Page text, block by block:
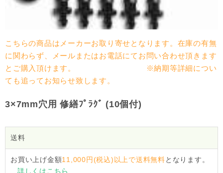
こちらの商品はメーカーお取り寄せとなります。在庫の有無
に関わらず、メールまたはお電話にてお問い合わせ頂きます
とご購入頂けます。 ※納期等詳細につい
ても追ってお知らせ致します。
3×7mm穴用 修繕ﾌﾟﾗｸﾞ (10個付)
送料
お買い上げ金額11,000円(税込)以上で送料無料となります。
詳しくはこちら